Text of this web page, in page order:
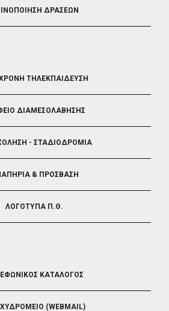
ΔΡΑΣΕΩΝ
ΤΗΛΕΚΠΑΙΔΕΥΣΗ
ΔΙΑΜΕΣΟΛΑΒΗΣΗΣ
- ΣΤΑΔΙΟΔΡΟΜΙΑ
& ΠΡΟΣΒΑΣΗ
ΛΟΓΟΤΥΠΑ Π.Θ.
ΚΑΤΑΛΟΓΟΣ
(WEBMAIL)